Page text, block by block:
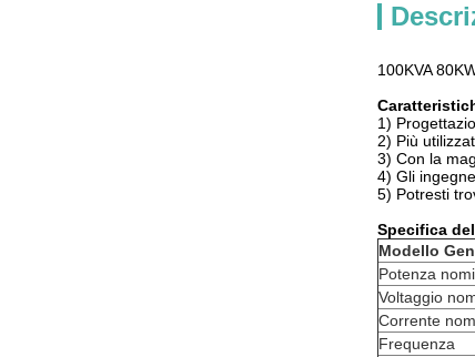
100KVA
1)
2) Più
3) Con la
4) Gli
5) Potresti
Specifica
Modello
Potenza
Voltaggio
Corrente
Frequenza